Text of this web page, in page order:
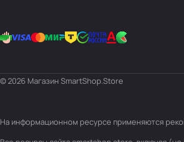
© 2026 Магазин SmartShop.Store
На информационном ресурсе применяются